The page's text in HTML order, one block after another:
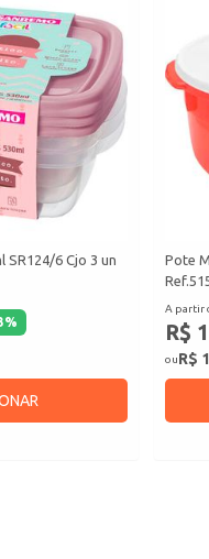
SR124/6 Cjo 3 un
%
Pote
A partir
R$
ouR$